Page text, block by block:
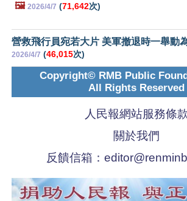
🖼️ 2026/4/7 (71,642次)
營救飛行員宛若大片 美軍撤退時一舉動
2026/4/7 (46,015次)
Copyright© RMB Public
All Rights Reserved
人民報網站服務條
關於我們
反饋信箱：